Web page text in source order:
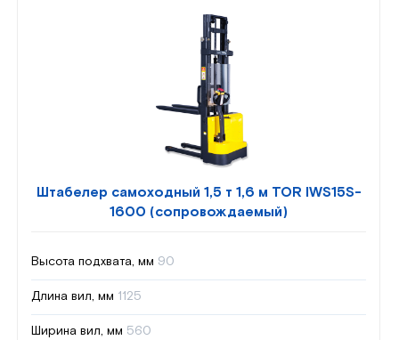
Штабелер самоходный 1,5 т 1,6 м TOR IWS15S-
1600 (сопровождаемый)
Высота подхвата, мм 90
Длина вил, мм 1125
Ширина вил, мм 560